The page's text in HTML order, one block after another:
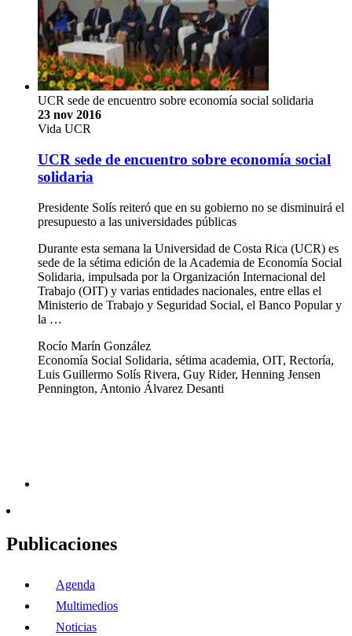
UCR sede de encuentro sobre economía social solidaria
23 nov 2016
Vida UCR
UCR sede de encuentro sobre economía social
solidaria
Presidente Solís reiteró que en su gobierno no se disminuirá el
presupuesto a las universidades públicas
Durante esta semana la Universidad de Costa Rica (UCR) es
sede de la sétima edición de la Academia de Economía Social
Solidaria, impulsada por la Organización Internacional del
Trabajo (OIT) y varias entidades nacionales, entre ellas el
Ministerio de Trabajo y Seguridad Social, el Banco Popular y
la …
Rocío Marín González
Economía Social Solidaria, sétima academia, OIT, Rectoría,
Luis Guillermo Solís Rivera, Guy Rider, Henning Jensen
Pennington, Antonio Álvarez Desanti
Publicaciones
Agenda
Multimedios
Noticias